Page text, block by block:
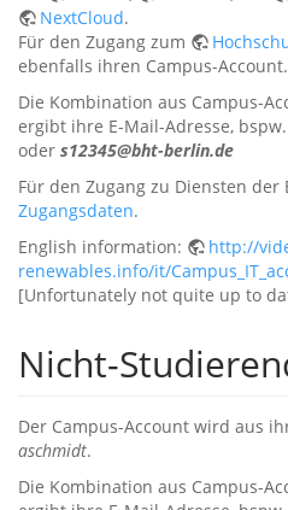
NextCloud.
Für den Zugang zum
ebenfalls ihren Campus-Account.
Die Kombination aus Campus-
ergibt ihre E-Mail-Adresse, bspw.
oder s12345@bht-berlin.de
Für den Zugang zu Diensten der
Zugangsdaten.
English information:
http://
renewables.info/it/
[Unfortunately not quite up to
Nicht-
Der Campus-Account wird aus
aschmidt.
Die Kombination aus Campus-